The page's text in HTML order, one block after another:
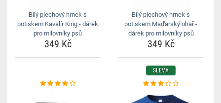
Bílý plechový hrnek s
potiskem Kavalír King - dárek
pro milovníky psů
349 Kč
Bílý plechový hrnek s
potiskem Maďarský ohař -
dárek pro milovníky psů
349 Kč
SLEVA